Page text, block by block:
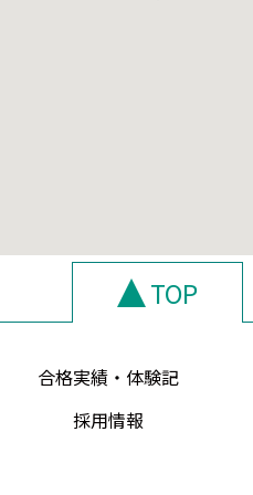
TOP
合格実績・体験記
採用情報